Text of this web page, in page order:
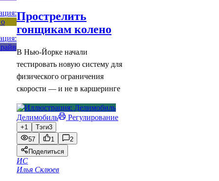
Прострелить
гонщикам колено
В Нью-Йорке начали
тестировать новую систему для
физического ограничения
скорости — и не в каршеринге
Делимобиль Регулирование
+1 Тэги3
57
1
2
Поделиться
ИС
Илья Склюев